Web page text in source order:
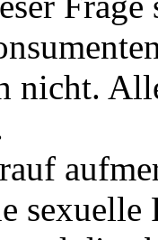
nicht.
sexuelle